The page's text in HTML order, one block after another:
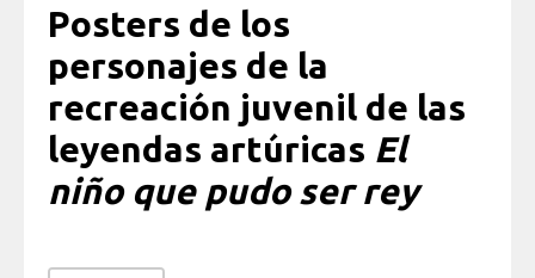
Posters de los
personajes de la
recreación juvenil de las
leyendas artúricas El
niño que pudo ser rey